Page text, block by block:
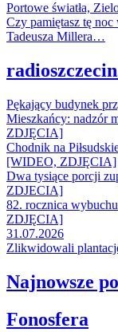
Portowe światła,
Czy pamiętasz tę
Tadeusza Millera…
Pękający budynek
Mieszkańcy: nadzór
ZDJĘCIA]
Chodnik na
[WIDEO, ZDJĘCIA]
Dwa tysiące porcji
ZDJECIA]
82. rocznica
ZDJĘCIA]
31.07.2026
Zlikwidowali
Najnowsze
Fonosfera